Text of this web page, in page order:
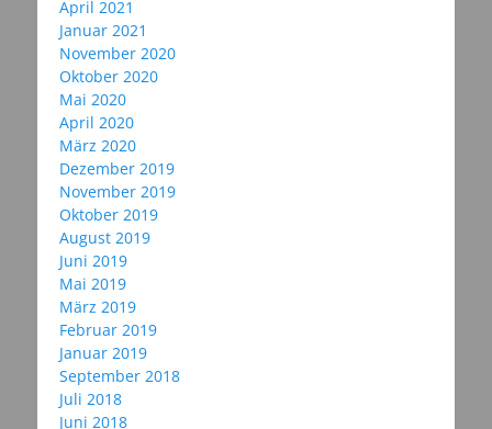
April 2021
Januar 2021
November 2020
Oktober 2020
Mai 2020
April 2020
März 2020
Dezember 2019
November 2019
Oktober 2019
August 2019
Juni 2019
Mai 2019
März 2019
Februar 2019
Januar 2019
September 2018
Juli 2018
Juni 2018